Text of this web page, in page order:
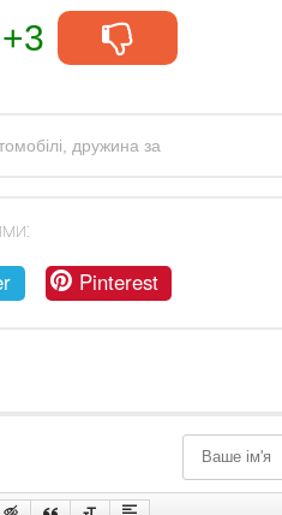
+3
дружина за
Pinterest